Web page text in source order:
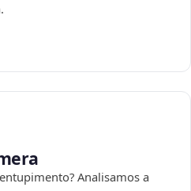
Analisamos a